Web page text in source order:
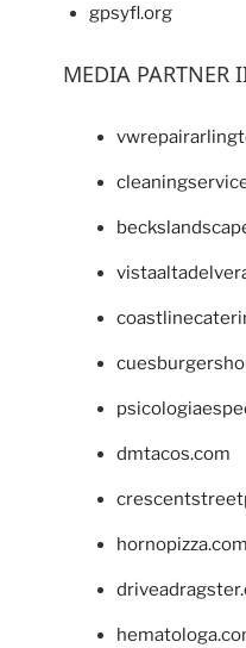
gpsyfl.org
MEDIA PARTNER
dmtacos.com
hornopizza.com